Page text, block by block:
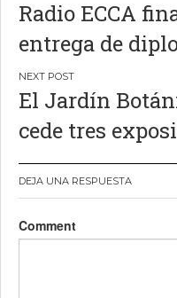
de
entradas
Radio ECCA
entrega de
El Jardín
cede tres
DEJA UNA RESPUESTA
Comment